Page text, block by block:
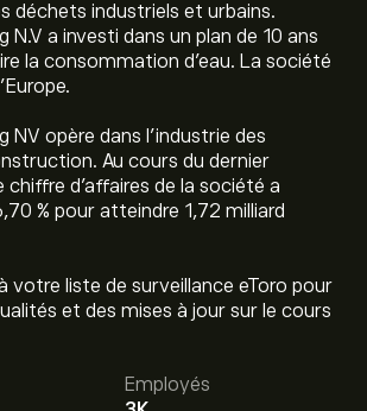
déchets industriels et urbains.
N.V a investi dans un plan de 10 ans
la consommation d'eau. La société
NV opère dans l’industrie des
Au cours du dernier
chiffre d'affaires de la société a
% pour atteindre 1,72 milliard
votre liste de surveillance eToro pour
et des mises à jour sur le cours
Employés
CEM.MI est de 15.04‎€‎.